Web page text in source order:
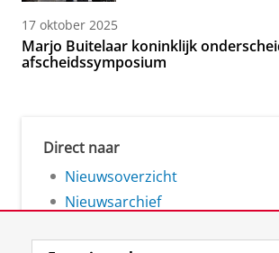
17 oktober 2025
Marjo Buitelaar koninklijk
afscheidssymposium
Direct naar
Nieuwsoverzicht
Nieuwsarchief